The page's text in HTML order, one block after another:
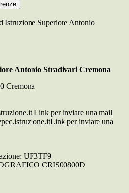
Superiore Antonio
Antonio Stradivari Cremona
Cremona
Link per inviare una mail
Link per inviare una
UF3TF9
CRIS00800D